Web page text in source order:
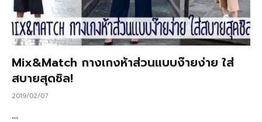
Mix&Match กางเกงห้าส่วนแบบง๊ายง่าย ใส่
สบายสุดชิล!
2019/02/07
…